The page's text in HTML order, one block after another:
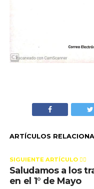
ARTÍCULOS
SIGUIENTE ARTÍCULO 👈🏻
Saludamos a los
en el 1° de Mayo